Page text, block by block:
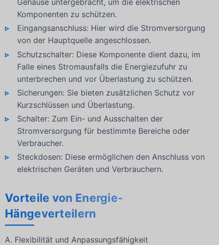
Gehäuse untergebracht, um die elektrischen
Komponenten zu schützen.
Eingangsanschluss: Hier wird die Stromversorgung
von der Hauptquelle angeschlossen.
Schutzschalter: Diese Komponente dient dazu, im
Falle eines Stromausfalls die Energiezufuhr zu
unterbrechen und vor Überlastung zu schützen.
Sicherungen: Sie bieten zusätzlichen Schutz vor
Kurzschlüssen und Überlastung.
Schalter: Zum Ein- und Ausschalten der
Stromversorgung für bestimmte Bereiche oder
Verbraucher.
Steckdosen: Diese ermöglichen den Anschluss von
elektrischen Geräten und Verbrauchern.
Vorteile von Energie-
Hängeverteilern
A. Flexibilität und Anpassungsfähigkeit